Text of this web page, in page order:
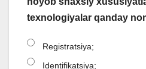
texnologiyalar qanday
Registratsiya;
Identifikatsiya;